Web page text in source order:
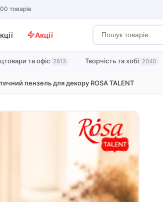
товарів
Акції
та офіс 2813 Творчість та хобі 2040
пензель для декору ROSA TALENT